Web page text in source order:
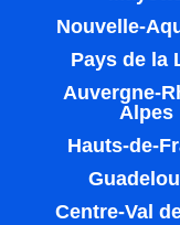
Nouvelle-
Pays de la
Auvergne-
Alpes
Hauts-de-
Centre-Val